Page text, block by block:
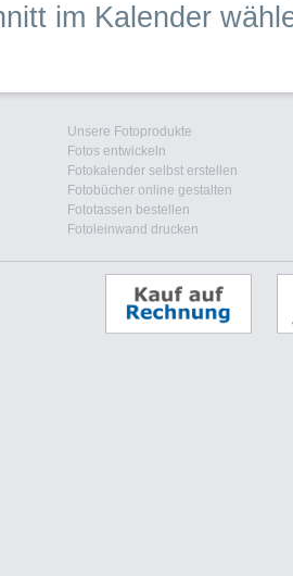
im Kalender
Unsere Fotoprodukte
Fotos entwickeln
Fotokalender selbst erstellen
Fotobücher online gestalten
Fototassen bestellen
Fotoleinwand drucken